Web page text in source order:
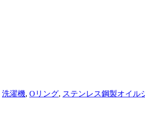
洗濯機, Oリング, ステンレス鋼製オイル